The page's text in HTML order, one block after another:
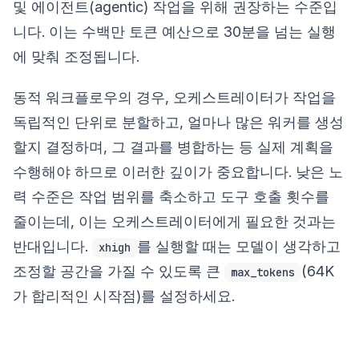
및 에이전트(agentic) 작업을 위해 권장하는 수준입
니다. 이는 수백만 토큰 예산으로 30분을 넘는 실행
에 맞춰 조정됩니다.
동적 워크플로우의 경우, 오케스트레이터가 작업을
독립적인 단위로 분할하고, 얼마나 많은 워커를 생성
할지 결정하며, 그 결과를 병합하는 등 실제 계획을
수행해야 하므로 이러한 깊이가 중요합니다. 낮은 노
력 수준은 작업 범위를 축소하고 도구 호출 횟수를
줄이는데, 이는 오케스트레이터에게 필요한 것과는
반대입니다.
xhigh 를 실행할 때는 모델이 생각하고
조정할 공간을 가질 수 있도록 큰
max_tokens
(64K
가 합리적인 시작점)를 설정하세요.